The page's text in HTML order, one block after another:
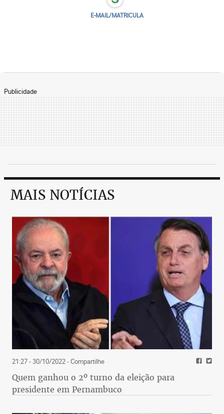
E-MAIL/MATRICULA
Publicidade
MAIS NOTÍCIAS
21:27 - 30/10/2022- Compartilhe
Quem ganhou o 2º turno da eleição para
presidente em Pernambuco